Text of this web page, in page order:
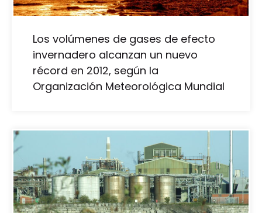
Los volúmenes de gases de efecto
invernadero alcanzan un nuevo
récord en 2012, según la
Organización Meteorológica Mundial